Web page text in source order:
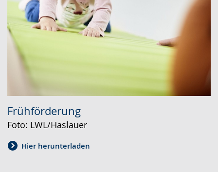
Frühförderung
Foto: LWL/Haslauer
Hier herunterladen